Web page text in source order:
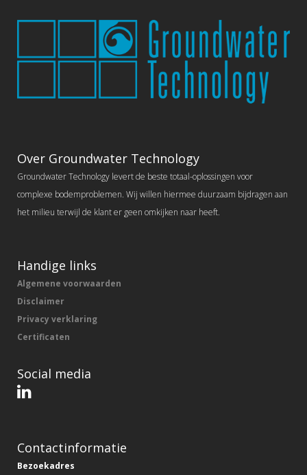
Over Groundwater Technology
Groundwater Technology levert de beste totaal-oplossingen voor
complexe bodemproblemen. Wij willen hiermee duurzaam bijdragen aan
het milieu terwijl de klant er geen omkijken naar heeft.
Handige links
Algemene voorwaarden
Disclaimer
Privacy verklaring
Certificaten
Social media
Contactinformatie
Bezoekadres